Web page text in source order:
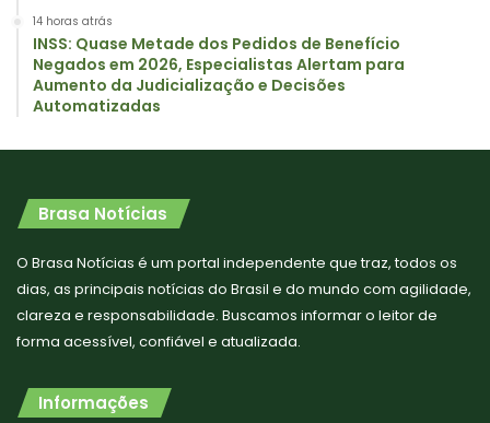
14 horas atrás
INSS: Quase Metade dos Pedidos de Benefício
Negados em 2026, Especialistas Alertam para
Aumento da Judicialização e Decisões
Automatizadas
Brasa Notícias
O Brasa Notícias é um portal independente que traz, todos os
dias, as principais notícias do Brasil e do mundo com agilidade,
clareza e responsabilidade. Buscamos informar o leitor de
forma acessível, confiável e atualizada.
Informações